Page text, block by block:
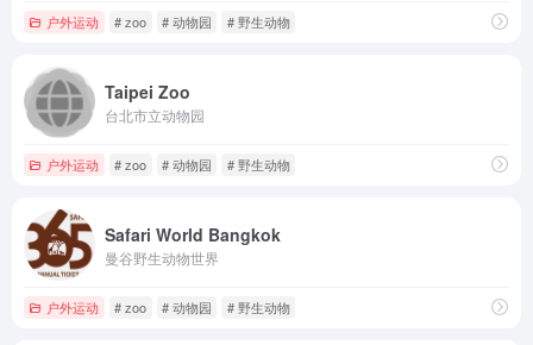
户外运动 # zoo # 动物园 # 野生动物
Taipei Zoo
台北市立动物园
户外运动 # zoo # 动物园 # 野生动物
Safari World Bangkok
曼谷野生动物世界
户外运动 # zoo # 动物园 # 野生动物